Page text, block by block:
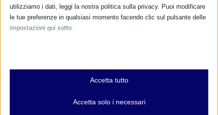
utilizziamo i dati, leggi la nostra politica sulla privacy. Puoi modificare
le tue preferenze in qualsiasi momento facendo clic sul pulsante delle
impostazioni qui sotto.
Essenziali
I cookie e i servizi essenziali abilitano le funzioni di base e sono
e servizi non richiedono il consenso dell'utente secondo il GDPR.
Accetta tutto
Accetta solo i necessari